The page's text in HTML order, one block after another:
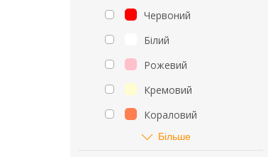
Червоний
Білий
Рожевий
Кремовий
Кораловий
Більше